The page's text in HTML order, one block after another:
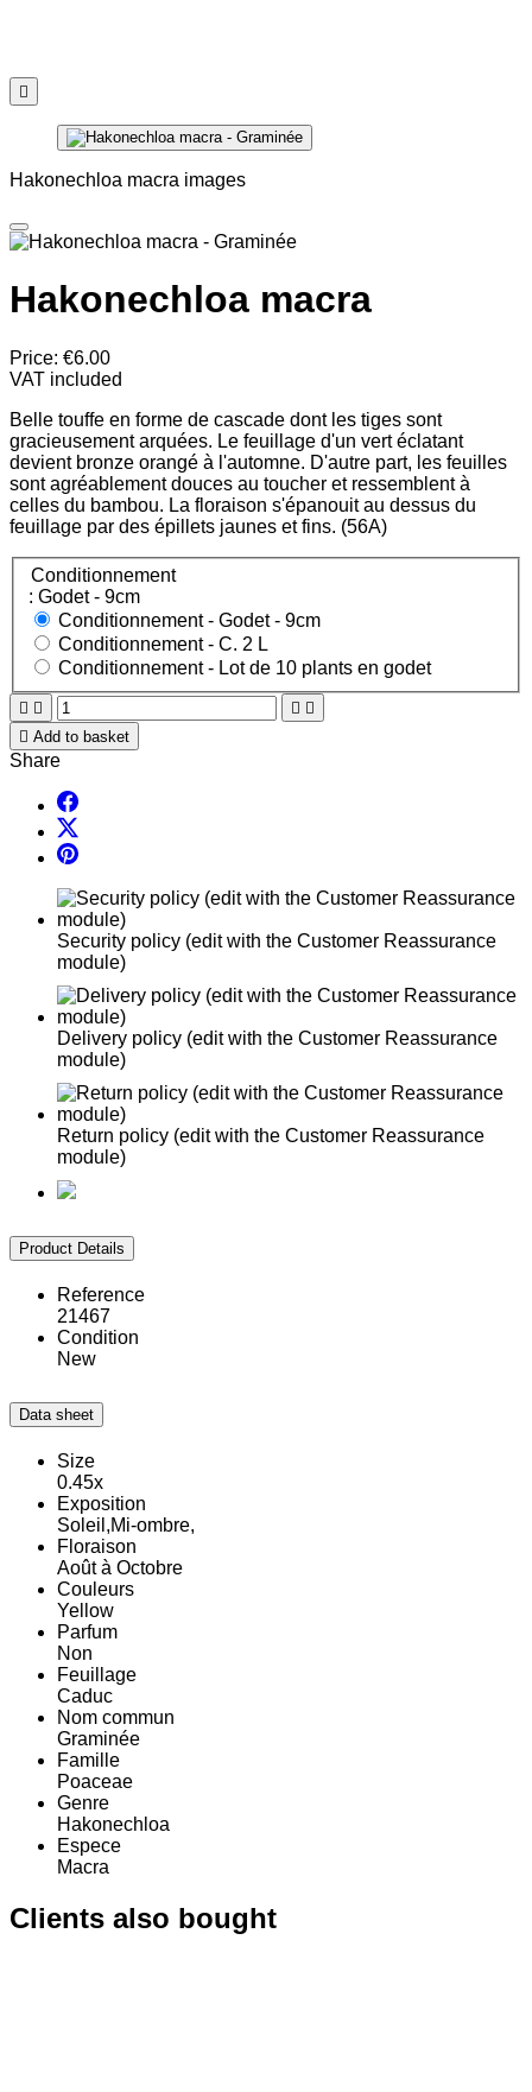

Hakonechloa macra images
Hakonechloa macra
Price: €6.00
VAT included
Belle touffe en forme de cascade dont les tiges sont
gracieusement arquées. Le feuillage d'un vert éclatant
devient bronze orangé à l'automne. D'autre part, les feuilles
sont agréablement douces au toucher et ressemblent à
celles du bambou. La floraison s'épanouit au dessus du
feuillage par des épillets jaunes et fins. (56A)
Conditionnement
: Godet - 9cm
Conditionnement - Godet - 9cm
Conditionnement - C. 2 L
Conditionnement - Lot de 10 plants en godet
   
 Add to basket
Share
Security policy (edit with the Customer Reassurance
module)
Delivery policy (edit with the Customer Reassurance
module)
Return policy (edit with the Customer Reassurance
module)
Product Details
Reference
21467
Condition
New
Data sheet
Size
0.45x
Exposition
Soleil,Mi-ombre,
Floraison
Août à Octobre
Couleurs
Yellow
Parfum
Non
Feuillage
Caduc
Nom commun
Graminée
Famille
Poaceae
Genre
Hakonechloa
Espece
Macra
Clients also bought